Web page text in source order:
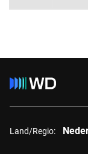
Land/Regio: